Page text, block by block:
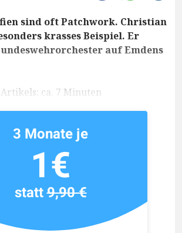
sind oft Patchwork. Christian
krasses Beispiel. Er
auf Emdens
ca. 7 Minuten
3 Monate je
1€
statt9,90 €